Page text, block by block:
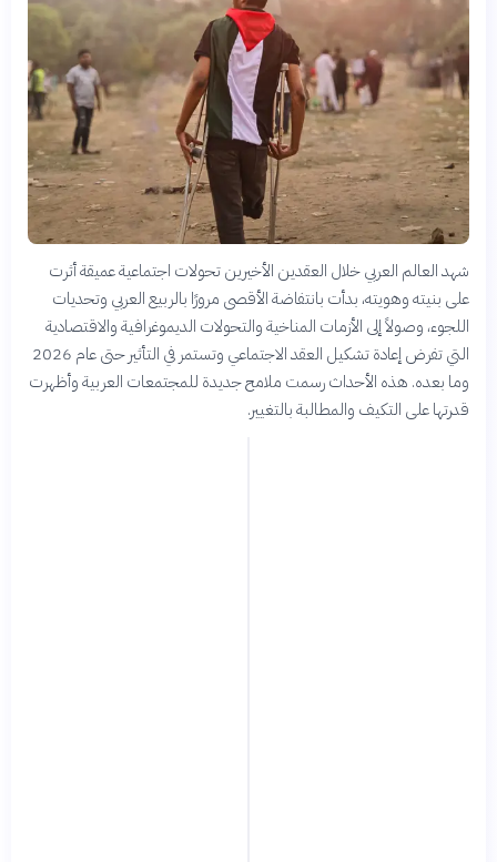
شهد العالم العربي خلال العقدين الأخيرين تحولات اجتماعية عميقة أثرت
على بنيته وهويته، بدأت بانتفاضة الأقصى مرورًا بالربيع العربي وتحديات
اللجوء، وصولاً إلى الأزمات المناخية والتحولات الديموغرافية والاقتصادية
التي تفرض إعادة تشكيل العقد الاجتماعي وتستمر في التأثير حتى عام 2026
وما بعده. هذه الأحداث رسمت ملامح جديدة للمجتمعات العربية وأظهرت
قدرتها على التكيف والمطالبة بالتغيير.